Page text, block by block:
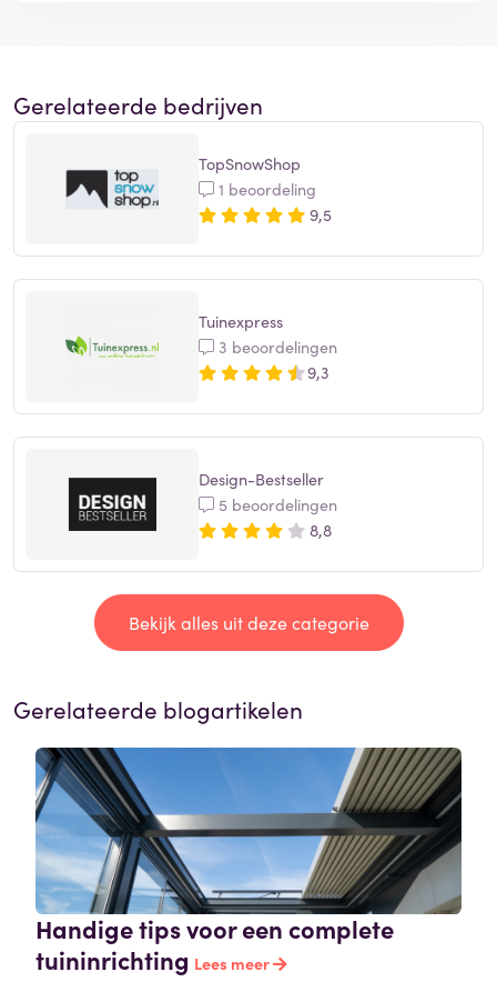
Gerelateerde bedrijven
TopSnowShop
1 beoordeling
9,5
Tuinexpress
3 beoordelingen
9,3
Design-Bestseller
5 beoordelingen
8,8
Bekijk alles uit deze categorie
Gerelateerde blogartikelen
Handige tips voor een complete
tuininrichting Lees meer